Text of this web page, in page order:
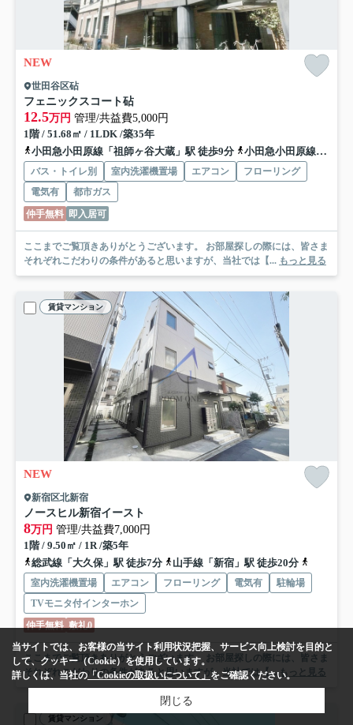
NEW
世田谷区砧
フェニックスコート砧
12.5万円 管理/共益費5,000円
1階 / 51.68㎡ / 1LDK /築35年
小田急小田原線「祖師ヶ谷大蔵」駅 徒歩9分
小田急小田原線「千歳船橋」駅 徒歩11分
バス・トイレ別 室内洗濯機置場 エアコン
フローリング
電気有
都市ガス
仲手無料 即入居可
ここまでご覧頂きありがとうございます。 お部屋探しの際には、皆さま
それぞれこだわりの条件があると思いますが、当社では【... もっと見る
賃貸マンション
NEW
新宿区北新宿
ノースヒル新宿イースト
8万円 管理/共益費7,000円
1階 / 9.50㎡ / 1R /築5年
総武線「大久保」駅 徒歩7分
山手線「新宿」駅 徒歩20分
室内洗濯機置場 エアコン フローリング 電気有
駐輪場
TVモニタ付インターホン
仲手無料 敷礼0
ここまでご覧頂きありがとうございます。 お部屋探しの際には、皆さま
それぞれこだわりの条件があると思いますが、当社では【... もっと見る
賃貸マンション
当サイトでは、お客様の当サイト利用状況把握、サービス向上検討を目的と
して、クッキー（Cookie）を使用しています。
詳しくは、当社の「Cookieの取扱いについて」をご確認ください。
閉じる